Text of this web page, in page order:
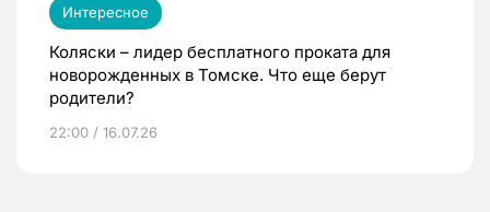
Интересное
Коляски – лидер бесплатного проката для
новорожденных в Томске. Что еще берут
родители?
22:00 / 16.07.26